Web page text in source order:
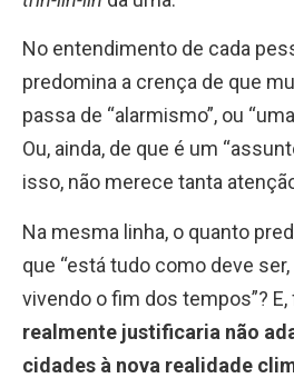
No entendimento de cada
predomina a crença de que
passa de “alarmismo”, ou
Ou, ainda, de que é um
isso, não merece tanta
Na mesma linha, o quanto
que “está tudo como deve
vivendo o fim dos tempos”?
realmente justificaria não
cidades à nova realidade